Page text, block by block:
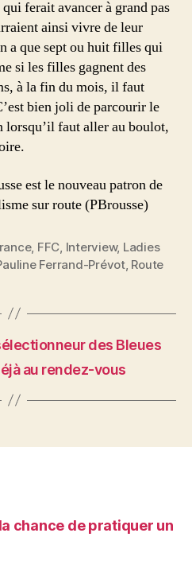
ferait avancer à grand pas
ainsi vivre de leur
a que sept ou huit filles qui
si les filles gagnent des
à la fin du mois, il faut
bien joli de parcourir le
faut aller au boulot,
est le nouveau patron de
sur route (PBrousse)
, FFC Interview, Ladies
Ferrand-Prévot, Route
des Bleues
au rendez-vous
chance de pratiquer un